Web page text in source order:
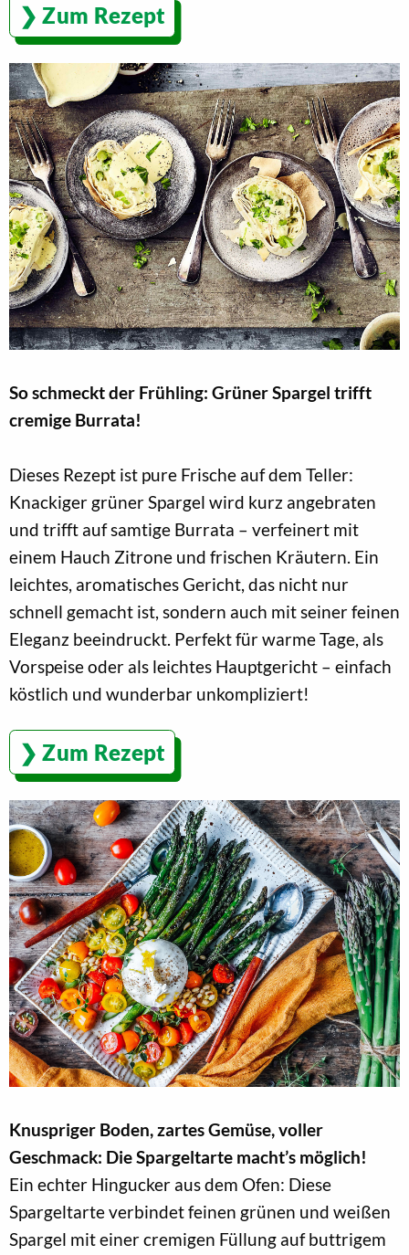
Zum Rezept
So schmeckt der Frühling: Grüner Spargel trifft
cremige Burrata!
Dieses Rezept ist pure Frische auf dem Teller:
Knackiger grüner Spargel wird kurz angebraten
und trifft auf samtige Burrata – verfeinert mit
einem Hauch Zitrone und frischen Kräutern. Ein
leichtes, aromatisches Gericht, das nicht nur
schnell gemacht ist, sondern auch mit seiner feinen
Eleganz beeindruckt. Perfekt für warme Tage, als
Vorspeise oder als leichtes Hauptgericht – einfach
köstlich und wunderbar unkompliziert!
Zum Rezept
Knuspriger Boden, zartes Gemüse, voller
Geschmack: Die Spargeltarte macht’s möglich!
Ein echter Hingucker aus dem Ofen: Diese
Spargeltarte verbindet feinen grünen und weißen
Spargel mit einer cremigen Füllung auf buttrigem